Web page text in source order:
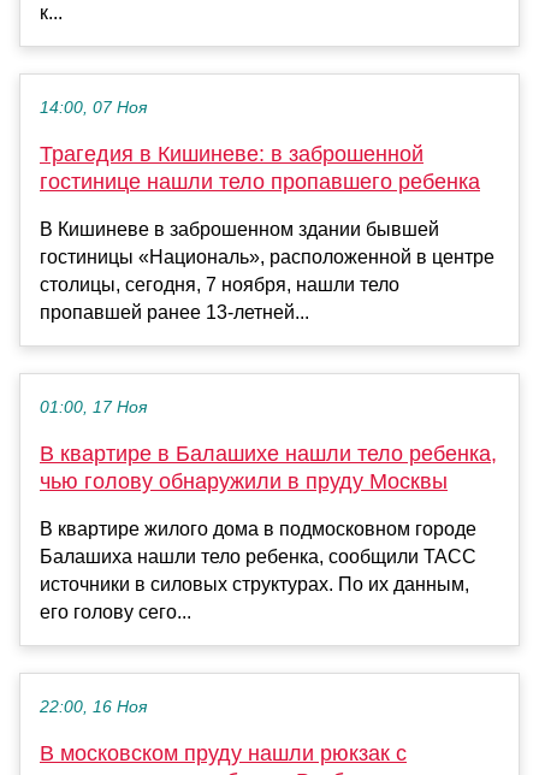
к...
14:00, 07 Ноя
Трагедия в Кишиневе: в заброшенной
гостинице нашли тело пропавшего ребенка
В Кишиневе в заброшенном здании бывшей
гостиницы «Националь», расположенной в центре
столицы, сегодня, 7 ноября, нашли тело
пропавшей ранее 13-летней...
01:00, 17 Ноя
В квартире в Балашихе нашли тело ребенка,
чью голову обнаружили в пруду Москвы
В квартире жилого дома в подмосковном городе
Балашиха нашли тело ребенка, сообщили ТАСС
источники в силовых структурах. По их данным,
его голову сего...
22:00, 16 Ноя
В московском пруду нашли рюкзак с